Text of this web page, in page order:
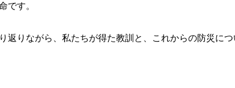
です。
りながら、私たちが得た教訓と、これからの防災につ